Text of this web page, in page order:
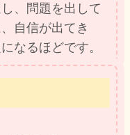
、問題を出して
自信が出てき
なるほどです。